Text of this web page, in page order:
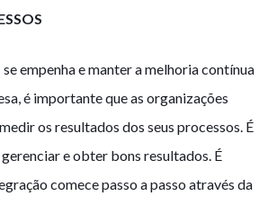
empenha e manter a melhoria contínua
é importante que as organizações
os resultados dos seus processos. É
e obter bons resultados. É
comece passo a passo através da